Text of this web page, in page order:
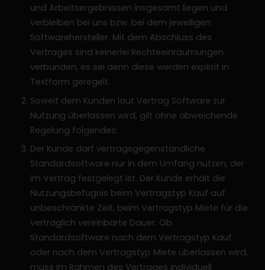
und Arbeitsergebnissen insgesamt liegen und
verbleiben bei uns bzw. bei dem jeweiligen
Softwarehersteller. Mit dem Abschluss des
Vertrages sind keinerlei Rechteeinräumungen
verbunden, es sei denn diese werden explizit in
Textform geregelt.
Soweit dem Kunden laut Vertrag Software zur
Nutzung überlassen wird, gilt ohne abweichende
Regelung folgendes:
Der Kunde darf vertragsgegenständliche
Standardsoftware nur in dem Umfang nutzen, der
im Vertrag festgelegt ist. Der Kunde erhält die
Nutzungsbefugnis beim Vertragstyp Kauf auf
unbeschränkte Zeit, beim Vertragstyp Miete für die
vertraglich vereinbarte Dauer. Ob
Standardsoftware nach dem Vertragstyp Kauf
oder nach dem Vertragstyp Miete überlassen wird,
muss im Rahmen des Vertrages individuell